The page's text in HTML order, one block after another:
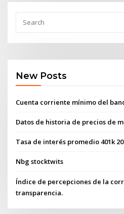
New Posts
Cuenta corriente mínimo del
Datos de historia de precios de
Tasa de interés promedio 401k
Nbg stocktwits
Índice de percepciones de la
transparencia.